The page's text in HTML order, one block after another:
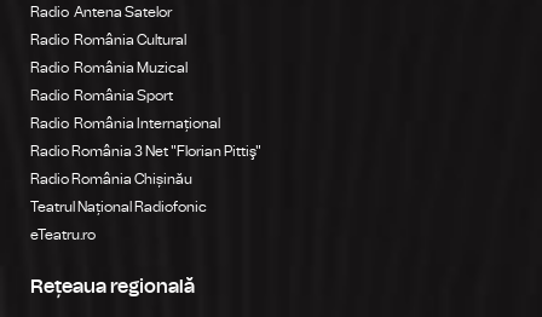
Radio Antena Satelor
Radio România Cultural
Radio România Muzical
Radio România Sport
Radio România Internațional
Radio România 3 Net "Florian Pittiş"
Radio România Chișinău
Teatrul Național Radiofonic
eTeatru.ro
Rețeaua regională